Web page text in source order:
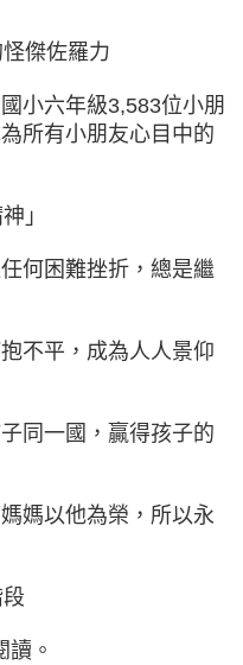
傑佐羅力
小六年級3,583位小朋
所有小朋友心目中的
」
何困難挫折，總是繼
不平，成為人人景仰
同一國，贏得孩子的
媽以他為榮，所以永
。